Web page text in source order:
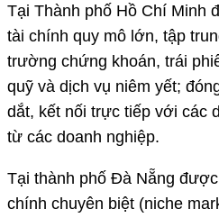
Tại Thành phố Hồ Chí Minh
tài chính quy mô lớn, tập
trường chứng khoán, trái
quỹ và dịch vụ niêm yết;
dắt, kết nối trực tiếp với các
từ các doanh nghiệp.
Tại thành phố Đà Nẵng
chính chuyên biệt (niche